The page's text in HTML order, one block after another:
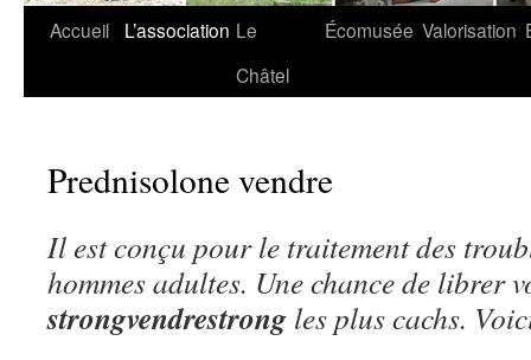
Aller
Accueil L’association Le
Châtel
Écomusée Valorisation
Prednisolone vendre
Il est conçu pourle traitement des
hommes adultes. Une chance de librer
strongvendrestrong les plus cachs.